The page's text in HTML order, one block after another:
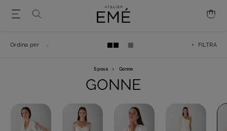
Sposa > Gonne
GONNE
+ FILTRA
Ordina per